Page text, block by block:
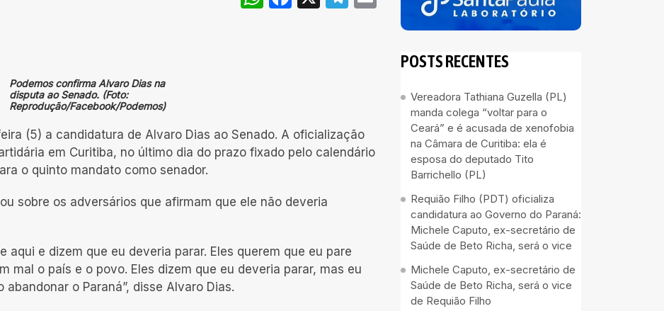
Podemos confirma Alvaro Dias na
disputa ao Senado. (Foto:
Reprodução/Facebook/Podemos)
(5) a candidatura de Alvaro Dias ao Senado. A oficialização
em Curitiba, no último dia do prazo fixado pelo calendário
o quinto mandato como senador.
sobre os adversários que afirmam que ele não deveria
aqui e dizem que eu deveria parar. Eles querem que eu pare
mal o país e o povo. Eles dizem que eu deveria parar, mas eu
o Paraná”, disse Alvaro Dias.
POSTS RECENTES
Vereadora Tathiana Guzella (PL)
manda colega “voltar para o
Ceará” e é acusada de xenofobia
na Câmara de Curitiba: ela é
esposa do deputado Tito
Barrichello (PL)
Requião Filho (PDT) oficializa
candidatura ao Governo do Paraná:
Michele Caputo, ex-secretário de
Saúde de Beto Richa, será o vice
Michele Caputo, ex-secretário de
Saúde de Beto Richa, será o vice
de Requião Filho